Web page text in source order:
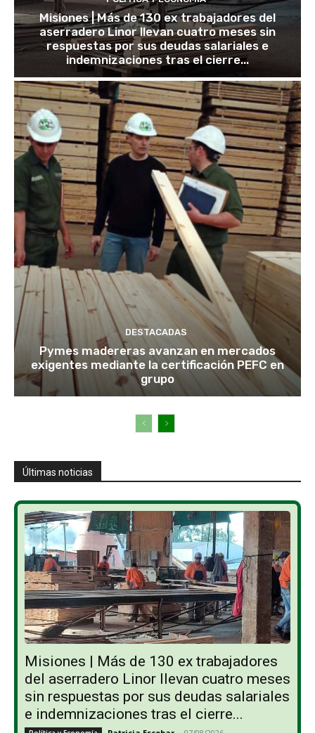
Misiones | Más de 130 ex trabajadores del
aserradero Linor llevan cuatro meses sin
respuestas por sus deudas salariales e
indemnizaciones tras el cierre...
DESTACADAS
Pymes madereras avanzan en mercados
exigentes mediante la certificación PEFC en
grupo
Últimas noticias
Misiones | Más de 130 ex trabajadores
del aserradero Linor llevan cuatro meses
sin respuestas por sus deudas salariales
e indemnizaciones tras el cierre...